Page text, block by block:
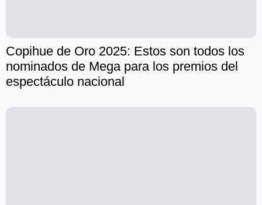
Copihue de Oro 2025: Estos son todos los
nominados de Mega para los premios del
espectáculo nacional